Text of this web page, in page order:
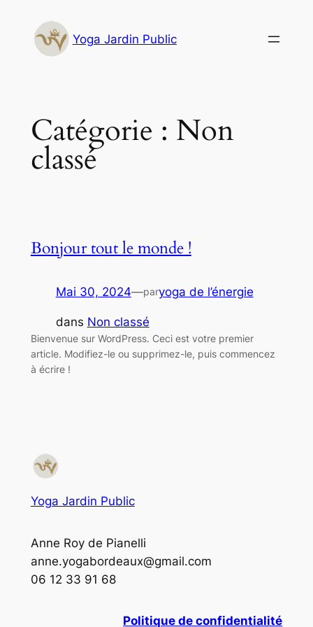
contenu
Yoga Jardin Public
Catégorie : Non
classé
Bonjour tout le monde !
Mai 30, 2024—paryoga de l’énergie
dans Non classé
Bienvenue sur WordPress. Ceci est votre premier
article. Modifiez-le ou supprimez-le, puis commencez
à écrire !
Yoga Jardin Public
Anne Roy de Pianelli
anne.yogabordeaux@gmail.com
06 12 33 91 68
Politique de confidentialité